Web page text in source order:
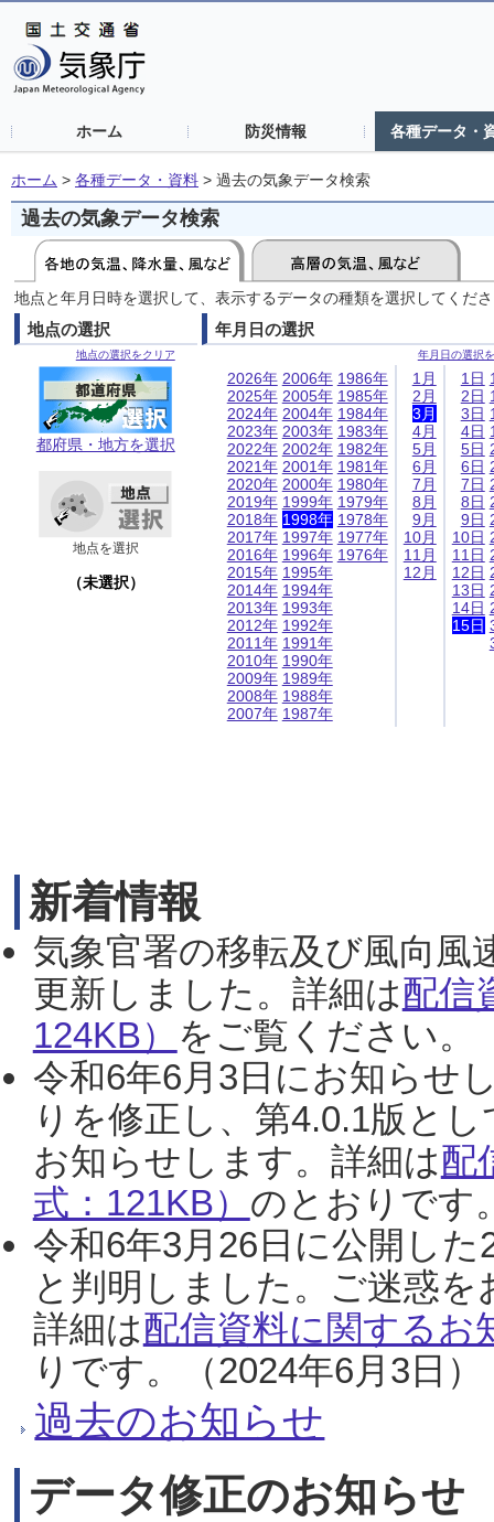
ホーム 防災情報 各種データ・
ホーム > 各種データ・資料 > 過去の気象データ検索
過去の気象データ検索
地点と年月日時を選択して、表示するデータの種類を選択してくだ
地点の選択
地点の選択をクリア
都府県・地方を選択
地点を選択
（未選択）
年月日の選択
年月日の選択
2026年
2025年
2024年
2023年
2022年
2021年
2020年
2019年
2018年
2017年
2016年
2015年
2014年
2013年
2012年
2011年
2010年
2009年
2008年
2007年
2006年
2005年
2004年
2003年
2002年
2001年
2000年
1999年
1998年
1997年
1996年
1995年
1994年
1993年
1992年
1991年
1990年
1989年
1988年
1987年
1986年
1985年
1984年
1983年
1982年
1981年
1980年
1979年
1978年
1977年
1976年
1月
2月
3月
4月
5月
6月
7月
8月
9月
10月
11月
12月
1日
2日
3日
4日
5日
6日
7日
8日
9日
10日
11日
12日
13日
14日
15日
新着情報
気象官署の移転及び風向風
更新しました。詳細は配信
124KB） をご覧ください。
令和6年6月3日にお知らせ
りを修正し、第4.0.1版と
お知らせします。詳細は配
式：121KB） のとおりです
令和6年3月26日に公開し
と判明しました。ご迷惑
詳細は配信資料に関するお
りです。（2024年6月3日）
過去のお知らせ
データ修正のお知らせ